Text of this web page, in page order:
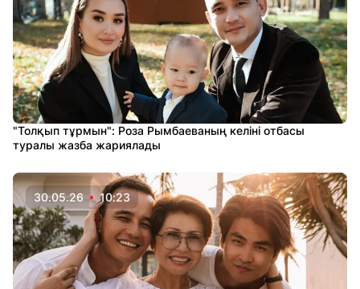
"Толқып тұрмын": Роза Рымбаеваның келіні отбасы
туралы жазба жариялады
30.05.26 10:23